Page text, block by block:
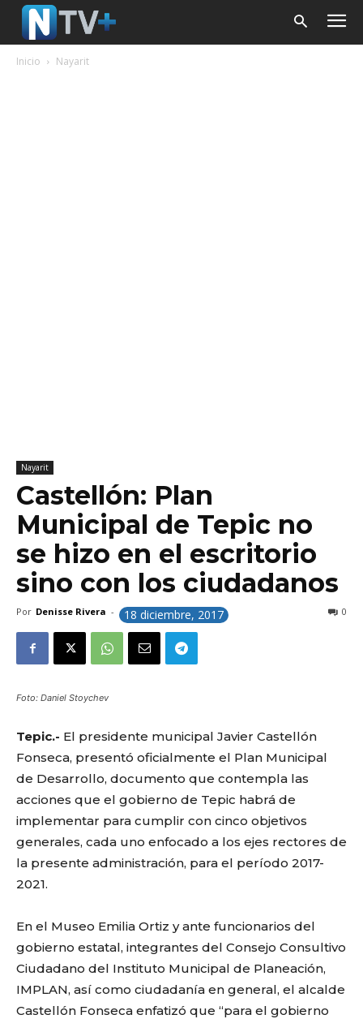
Inicio Nayarit
Nayarit
Castellón: Plan
Municipal de Tepic no
se hizo en el escritorio
sino con los ciudadanos
Por Denisse Rivera - 18 diciembre, 2017 0
Foto: Daniel Stoychev
Tepic.- El presidente municipal Javier Castellón
Fonseca, presentó oficialmente el Plan Municipal
de Desarrollo, documento que contempla las
acciones que el gobierno de Tepic habrá de
implementar para cumplir con cinco objetivos
generales, cada uno enfocado a los ejes rectores de
la presente administración, para el período 2017-
2021.
En el Museo Emilia Ortiz y ante funcionarios del
gobierno estatal, integrantes del Consejo Consultivo
Ciudadano del Instituto Municipal de Planeación,
IMPLAN, así como ciudadanía en general, el alcalde
Castellón Fonseca enfatizó que “para el gobierno